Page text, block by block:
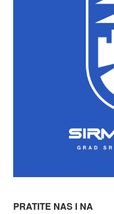
PRATITE NAS I NA